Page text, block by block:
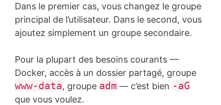
Dans le premier cas, vous changez le groupe
principal de l’utilisateur. Dans le second, vous
ajoutez simplement un groupe secondaire.
Pour la plupart des besoins courants —
Docker, accès à un dossier partagé, groupe
www-data, groupe adm — c’est bien -aG
que vous voulez.